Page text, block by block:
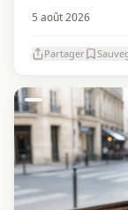
5 août 2026
Partager